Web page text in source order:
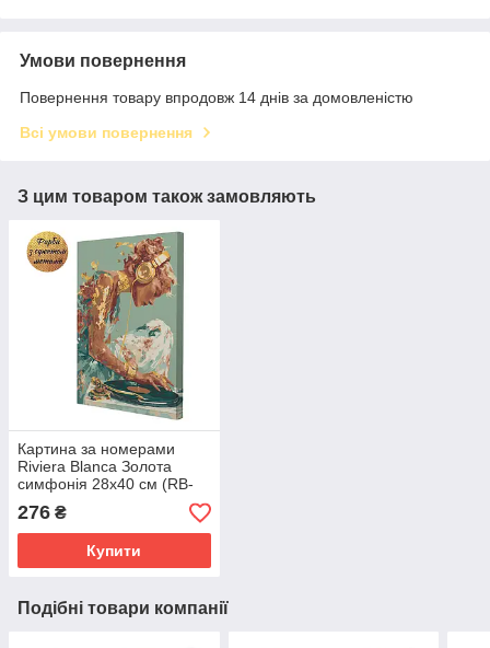
Умови повернення
Повернення товару впродовж 14 днів за домовленістю
Всі умови повернення
З цим товаром також замовляють
Картина за номерами
Riviera Blanca Золота
симфонія 28x40 см (RB-
1264)
276 ₴
Купити
Подібні товари компанії